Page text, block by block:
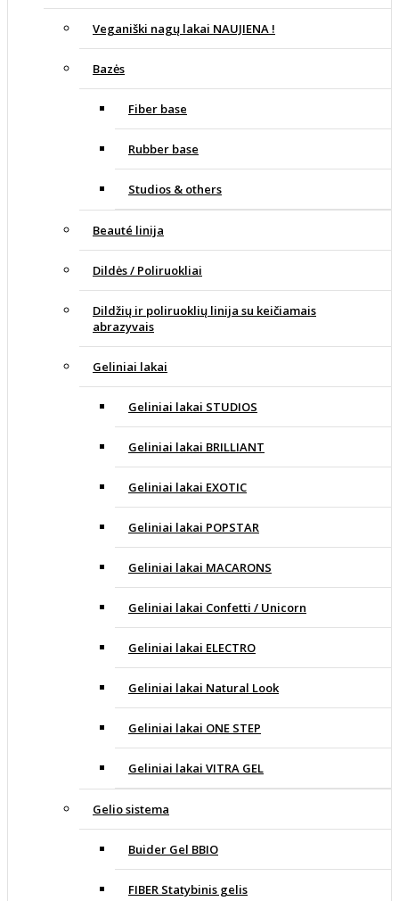
Veganiški nagų lakai NAUJIENA !
Bazės
Fiber base
Rubber base
Studios & others
Beauté linija
Dildės / Poliruokliai
Dildžių ir poliruoklių linija su keičiamais
abrazyvais
Geliniai lakai
Geliniai lakai STUDIOS
Geliniai lakai BRILLIANT
Geliniai lakai EXOTIC
Geliniai lakai POPSTAR
Geliniai lakai MACARONS
Geliniai lakai Confetti / Unicorn
Geliniai lakai ELECTRO
Geliniai lakai Natural Look
Geliniai lakai ONE STEP
Geliniai lakai VITRA GEL
Gelio sistema
Buider Gel BBIO
FIBER Statybinis gelis